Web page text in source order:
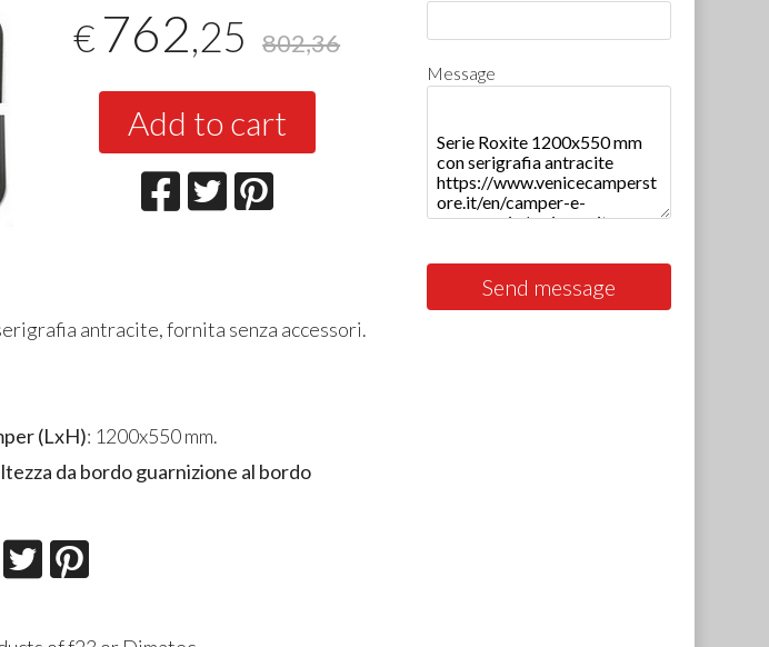
€ 762,25 802,36
Add to cart
antracite, fornita senza accessori.
(LxH): 1200x550 mm.
da bordo guarnizione al bordo
Message
Send message